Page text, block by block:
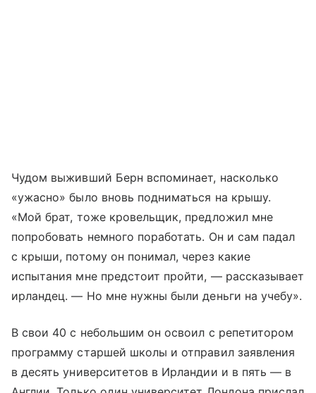
Чудом выживший Берн вспоминает, насколько
«ужасно» было вновь подниматься на крышу.
«Мой брат, тоже кровельщик, предложил мне
попробовать немного поработать. Он и сам падал
с крыши, потому он понимал, через какие
испытания мне предстоит пройти, — рассказывает
ирландец. — Но мне нужны были деньги на учебу».
В свои 40 с небольшим он освоил с репетитором
программу старшей школы и отправил заявления
в десять университетов в Ирландии и в пять — в